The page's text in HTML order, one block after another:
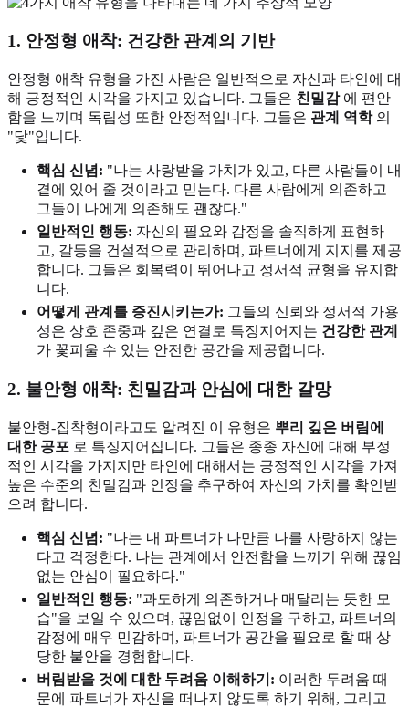
1. 안정형 애착: 건강한 관계의 기반
안정형 애착 유형을 가진 사람은 일반적으로 자신과 타인에 대
해 긍정적인 시각을 가지고 있습니다. 그들은 친밀감에 편안
함을 느끼며 독립성 또한 안정적입니다. 그들은 관계 역학의
"닻"입니다.
핵심 신념: "나는 사랑받을 가치가 있고, 다른 사람들이 내
곁에 있어 줄 것이라고 믿는다. 다른 사람에게 의존하고
그들이 나에게 의존해도 괜찮다."
일반적인 행동: 자신의 필요와 감정을 솔직하게 표현하
고, 갈등을 건설적으로 관리하며, 파트너에게 지지를 제공
합니다. 그들은 회복력이 뛰어나고 정서적 균형을 유지합
니다.
어떻게 관계를 증진시키는가: 그들의 신뢰와 정서적 가용
성은 상호 존중과 깊은 연결로 특징지어지는 건강한 관계
가 꽃피울 수 있는 안전한 공간을 제공합니다.
2. 불안형 애착: 친밀감과 안심에 대한 갈망
불안형-집착형이라고도 알려진 이 유형은 뿌리 깊은 버림에
대한 공포 로 특징지어집니다. 그들은 종종 자신에 대해 부정
적인 시각을 가지지만 타인에 대해서는 긍정적인 시각을 가져
높은 수준의 친밀감과 인정을 추구하여 자신의 가치를 확인받
으려 합니다.
핵심 신념: "나는 내 파트너가 나만큼 나를 사랑하지 않는
다고 걱정한다. 나는 관계에서 안전함을 느끼기 위해 끊임
없는 안심이 필요하다."
일반적인 행동: "과도하게 의존하거나 매달리는 듯한 모
습"을 보일 수 있으며, 끊임없이 인정을 구하고, 파트너의
감정에 매우 민감하며, 파트너가 공간을 필요로 할 때 상
당한 불안을 경험합니다.
버림받을 것에 대한 두려움 이해하기: 이러한 두려움 때
문에 파트너가 자신을 떠나지 않도록 하기 위해, 그리고